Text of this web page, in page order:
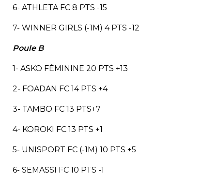
6- ATHLETA FC 8 PTS -15
7- WINNER GIRLS (-1M) 4 PTS -12
Poule B
1- ASKO FÉMININE 20 PTS +13
2- FOADAN FC 14 PTS +4
3- TAMBO FC 13 PTS+7
4- KOROKI FC 13 PTS +1
5- UNISPORT FC (-1M) 10 PTS +5
6- SEMASSI FC 10 PTS -1